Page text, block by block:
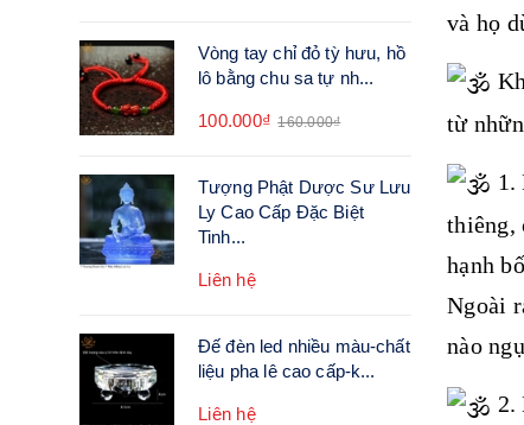
Vòng tay chỉ đỏ tỳ hưu, hồ
lô bằng chu sa tự nh...
100.000₫ 160.000₫
Tượng Phật Dược Sư Lưu
Ly Cao Cấp Đặc Biệt
Tinh...
Liên hệ
Đế đèn led nhiều màu-chất
liệu pha lê cao cấp-k...
Liên hệ
và họ
từ
1.
thiêng,
hạnh
Ngoài
nào
2.